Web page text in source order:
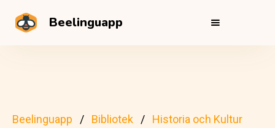
Beelinguapp
Beelinguapp Bibliotek
Historia och Kultur